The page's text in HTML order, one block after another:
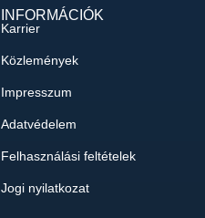
INFORMÁCIÓK
Karrier
Közlemények
Impresszum
Adatvédelem
Felhasználási feltételek
Jogi nyilatkozat